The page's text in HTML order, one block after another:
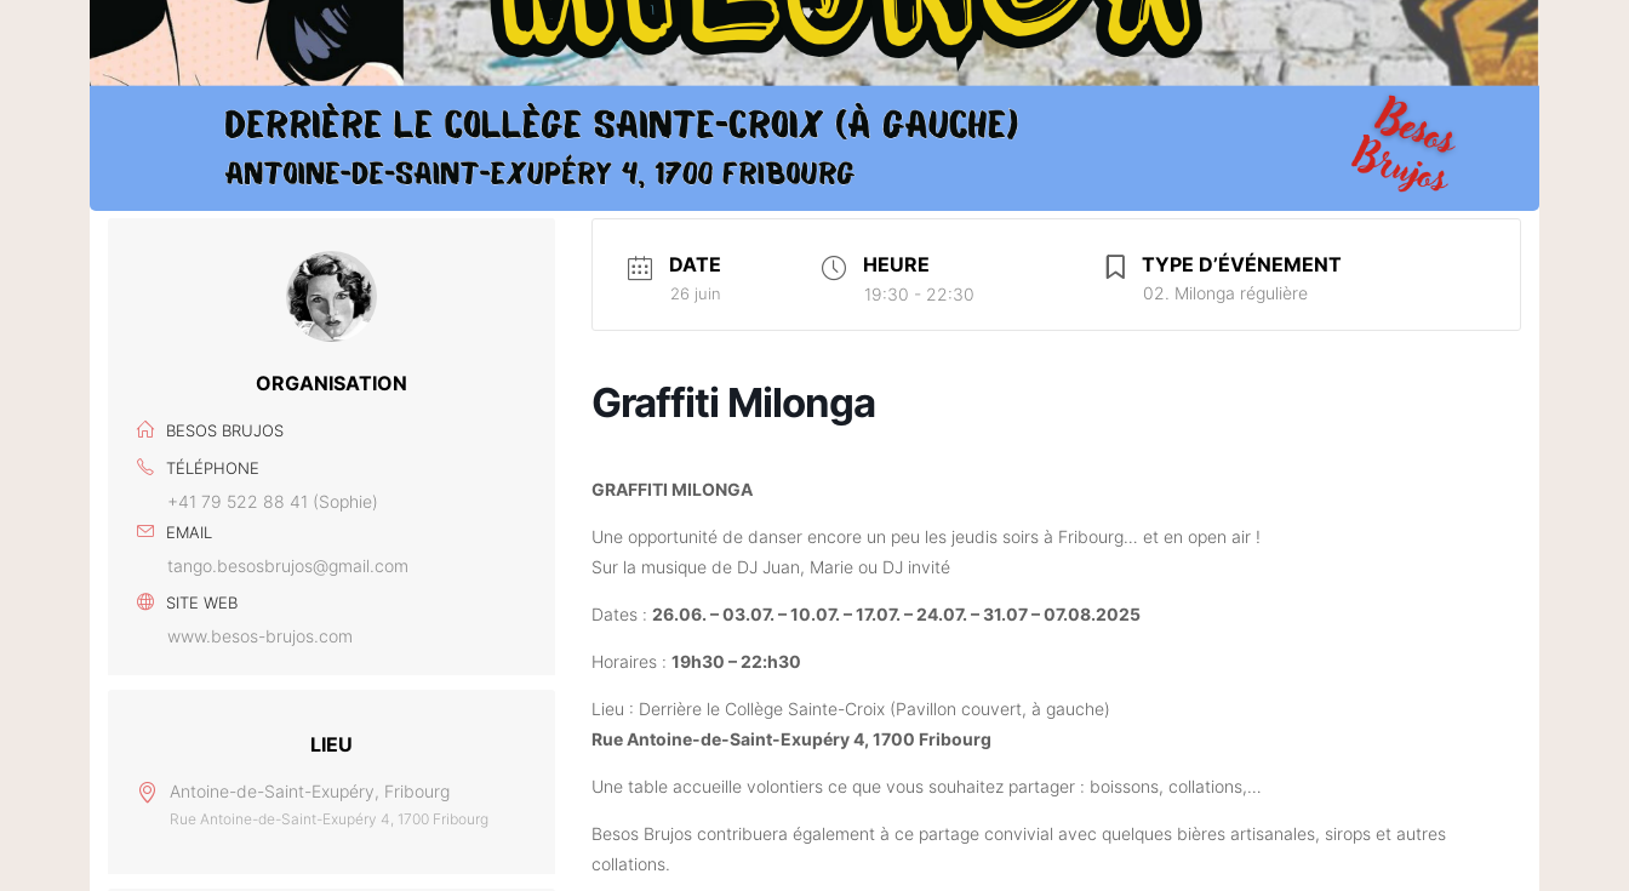
ORGANISATION
BESOS BRUJOS
TÉLÉPHONE
+41 79 522 88 41 (Sophie)
EMAIL
tango.besosbrujos@gmail.com
SITE WEB
www.besos-brujos.com
LIEU
Antoine-de-Saint-Exupéry, Fribourg
Rue Antoine-de-Saint-Exupéry 4, 1700 Fribourg
DATE
26 juin
HEURE
19:30 - 22:30
TYPE D’ÉVÉNEMENT
02. Milonga régulière
Graffiti Milonga
GRAFFITI MILONGA
Une opportunité de danser encore un peu les jeudis soirs à Fribourg… et en open air !
Sur la musique de DJ Juan, Marie ou DJ invité
Dates : 26.06. – 03.07. – 10.07. – 17.07. – 24.07. – 31.07 – 07.08.2025
Horaires : 19h30 – 22:h30
Lieu : Derrière le Collège Sainte-Croix (Pavillon couvert, à gauche)
Rue Antoine-de-Saint-Exupéry 4, 1700 Fribourg
Une table accueille volontiers ce que vous souhaitez partager : boissons, collations,…
Besos Brujos contribuera également à ce partage convivial avec quelques bières artisanales, sirops et autres
collations.